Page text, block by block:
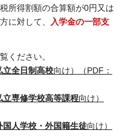
所得割額の合算額が0円又は
に対して、 入学金の一部支
ください。
立全日制高校向け）（PDF：
立専修学校高等課程向け）
国人学校・外国籍生徒向け）